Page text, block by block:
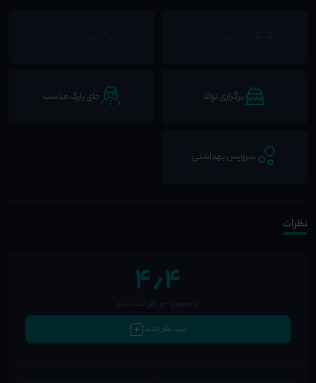
برگزاری تولد جای پارک مناسب
سرویس بهداشتی
نظرات
4٫4از مجموع 83 نظر ثبت شده
ثبت نظر جدید